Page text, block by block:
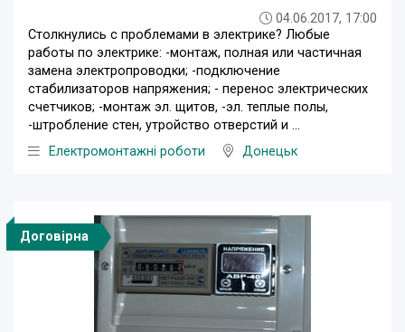
04.06.2017, 17:00
Столкнулись с проблемами в электрике? Любые
работы по электрике: -монтаж, полная или частичная
замена электропроводки; -подключение
стабилизаторов напряжения; - перенос электрических
счетчиков; -монтаж эл. щитов, -эл. теплые полы,
-штробление стен, утройство отверстий и ...
Електромонтажні роботи
Донецьк
Договірна